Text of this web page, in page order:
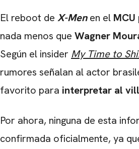
El reboot de X-Menen el MCU
nada menos que Wagner
Según el insider My Time to
rumores señalan al actor
favorito para interpretar al
Por ahora, ninguna de esta
confirmada oficialmente, ya